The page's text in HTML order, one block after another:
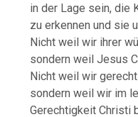
in der Lage sein, die
zu erkennen und sie
Nicht weil wir ihrer
sondern weil Jesus
Nicht weil wir
sondern weil wir im
Gerechtigkeit Christi